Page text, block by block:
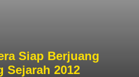
Siap Berjuang
Sejarah 2012